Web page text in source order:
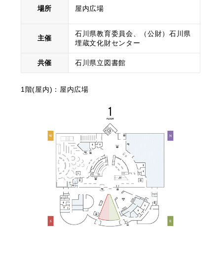
場所 屋内広場
主催
石川県教育委員会、（公財）石川県
埋蔵文化財センター
共催 石川県立図書館
1階(屋内)：屋内広場